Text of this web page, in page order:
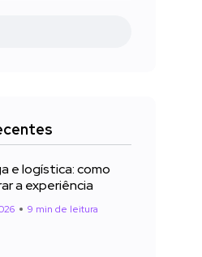
e logística: como
a experiência
9 min de leitura